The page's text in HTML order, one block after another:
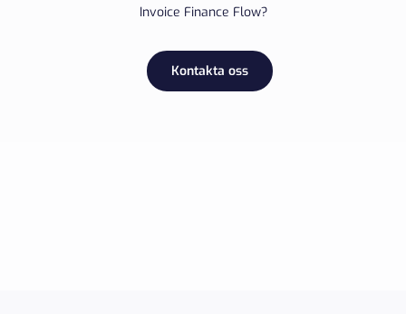
Invoice Finance Flow?
Kontakta oss